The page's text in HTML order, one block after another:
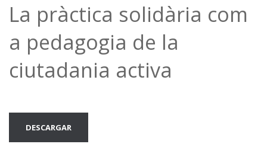
La pràctica solidària com
a pedagogia de la
ciutadania activa
DESCARGAR